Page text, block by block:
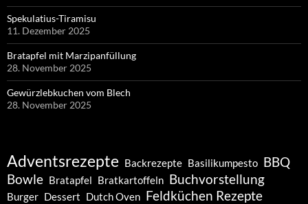
Spekulatius-Tiramisu
11. Dezember 2025
Bratapfel mit Marzipanfüllung
28. November 2025
Gewürzlebkuchen vom Blech
28. November 2025
Adventsrezepte Backrezepte Basilikumpesto BBQ
Bowle Bratapfel Bratkartoffeln Buchvorstellung
Burger Dessert Dutch Oven Feldküchen Rezepte